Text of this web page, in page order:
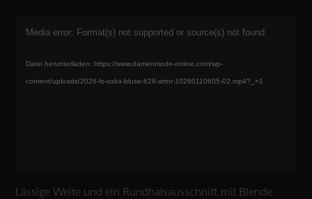
Media error: Format(s) not supported or source(s) not found
Datei herunterladen: https://www.damenmode-online.com/wp-
content/uploads/2026-fs-oska-bluse-628-artnr-10260110605-02.mp4?_=1
Lässige Weite und ein Rundhalsausschnitt mit Blende